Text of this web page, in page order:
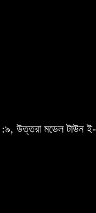
:৯, উত্তরা মডেল